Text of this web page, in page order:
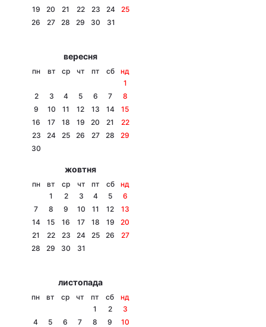
Тема оформлення
19
20 21 22 23 24
25
26
27 28 29 30 31
вересня
пн вт ср чт пт сб
нд
1
2
3 4 5 6 7
8
9
10 11 12 13 14
15
16
17 18 19 20 21
22
23
24 25 26 27 28
29
30
жовтня
пн вт ср чт пт сб
нд
1
2 3 4 5
6
7
8 9 10 11 12
13
14
15 16 17 18 19
20
21
22 23 24 25 26
27
28
29 30 31
листопада
пн вт ср чт пт сб
нд
1
2
3
4
5 6 7 8 9
10